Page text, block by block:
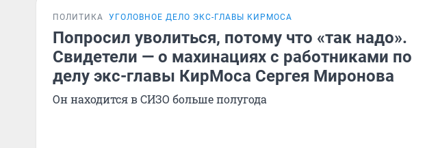
ПОЛИТИКА УГОЛОВНОЕ ДЕЛО ЭКС-ГЛАВЫ КИРМОСА
Попросил уволиться, потому что «так надо».
Свидетели — о махинациях с работниками по
делу экс-главы КирМоса Сергея Миронова
Он находится в СИЗО больше полугода